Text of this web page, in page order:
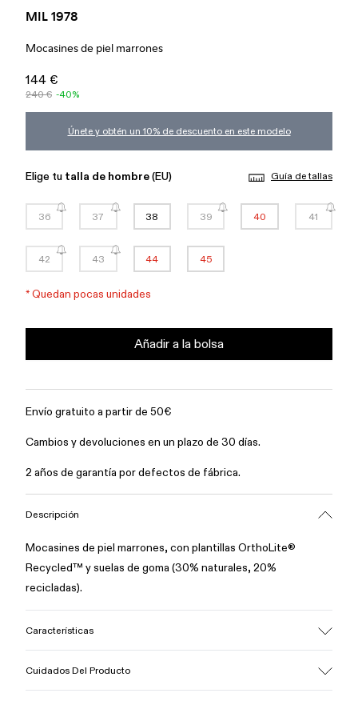
MIL 1978
Mocasines de piel marrones
144 €
240 € -40%
Únete y obtén un 10% de descuento en este modelo
Elige tu talla de hombre(EU) Guía de tallas
36 37 38 39 40 41
42 43 44 45
*Quedan pocas unidades
Añadir a la bolsa
Envío gratuito a partir de 50€
Cambios y devoluciones en un plazo de 30 días.
2 años de garantía por defectos de fábrica.
Descripción
Mocasines de piel marrones, con plantillas OrthoLite®
Recycled™ y suelas de goma (30% naturales, 20%
recicladas).
Características
Cuidados Del Producto